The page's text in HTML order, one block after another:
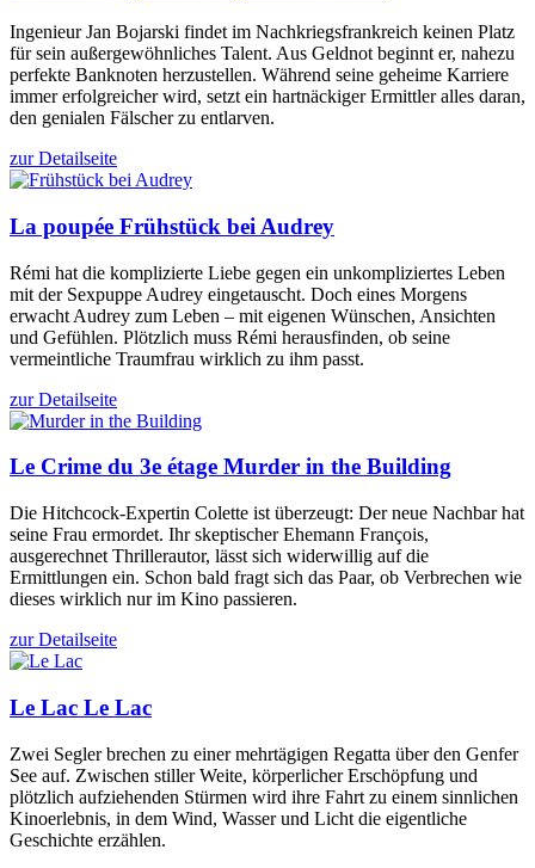
Ingenieur Jan Bojarski findet im Nachkriegsfrankreich keinen Platz
für sein außergewöhnliches Talent. Aus Geldnot beginnt er, nahezu
perfekte Banknoten herzustellen. Während seine geheime Karriere
immer erfolgreicher wird, setzt ein hartnäckiger Ermittler alles daran,
den genialen Fälscher zu entlarven.
zur Detailseite
La poupée Frühstück bei Audrey
Rémi hat die komplizierte Liebe gegen ein unkompliziertes Leben
mit der Sexpuppe Audrey eingetauscht. Doch eines Morgens
erwacht Audrey zum Leben – mit eigenen Wünschen, Ansichten
und Gefühlen. Plötzlich muss Rémi herausfinden, ob seine
vermeintliche Traumfrau wirklich zu ihm passt.
zur Detailseite
Le Crime du 3e étage Murder in the Building
Die Hitchcock-Expertin Colette ist überzeugt: Der neue Nachbar hat
seine Frau ermordet. Ihr skeptischer Ehemann François,
ausgerechnet Thrillerautor, lässt sich widerwillig auf die
Ermittlungen ein. Schon bald fragt sich das Paar, ob Verbrechen wie
dieses wirklich nur im Kino passieren.
zur Detailseite
Le Lac Le Lac
Zwei Segler brechen zu einer mehrtägigen Regatta über den Genfer
See auf. Zwischen stiller Weite, körperlicher Erschöpfung und
plötzlich aufziehenden Stürmen wird ihre Fahrt zu einem sinnlichen
Kinoerlebnis, in dem Wind, Wasser und Licht die eigentliche
Geschichte erzählen.